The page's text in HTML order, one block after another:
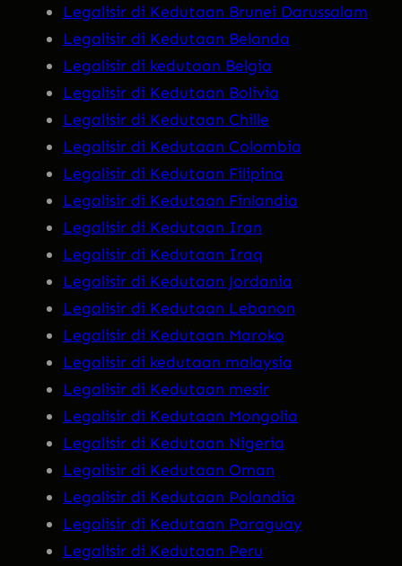
Legalisir di Kedutaan Brunei Darussalam
Legalisir di Kedutaan Belanda
Legalisir di kedutaan Belgia
Legalisir di Kedutaan Bolivia
Legalisir di Kedutaan Chille
Legalisir di Kedutaan Colombia
Legalisir di Kedutaan Filipina
Legalisir di Kedutaan Finlandia
Legalisir di Kedutaan Iran
Legalisir di Kedutaan Iraq
Legalisir di Kedutaan Jordania
Legalisir di Kedutaan Lebanon
Legalisir di Kedutaan Maroko
Legalisir di kedutaan malaysia
Legalisir di Kedutaan mesir
Legalisir di Kedutaan Mongolia
Legalisir di Kedutaan Nigeria
Legalisir di Kedutaan Oman
Legalisir di Kedutaan Polandia
Legalisir di Kedutaan Paraguay
Legalisir di Kedutaan Peru